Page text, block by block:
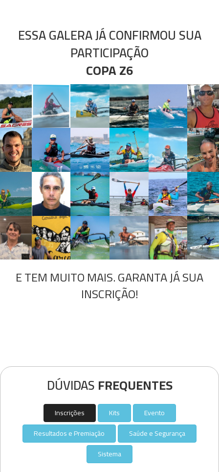
ESSA GALERA JÁ CONFIRMOU SUA
PARTICIPAÇÃO
COPA Z6
E TEM MUITO MAIS. GARANTA JÁ SUA
INSCRIÇÃO!
DÚVIDASFREQUENTES
Inscrições Kits
Evento
Resultados e Premiação
Saúde e Segurança
Sistema